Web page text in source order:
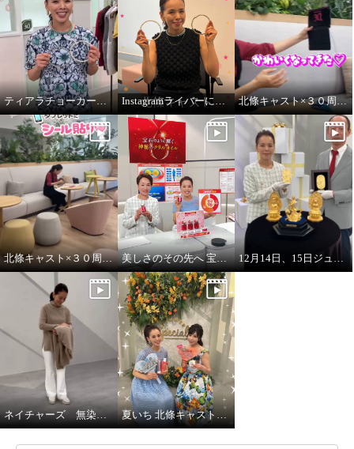
ティアラチョーカーをご紹介します♪ Instagramライバーに挑戦！ 北條キャスト×３０周年タブレットにシール貼りpart2
北條キャスト×３０周年タブレットにシール貼り 美しさのその先へ 宝石のように輝く 神秘のオイル レッドオメガ１００
ネイチャーズ 無染色カシミヤケーブル使いコーディガン 夏いち 北條キャストいちおし！パーリーデュー